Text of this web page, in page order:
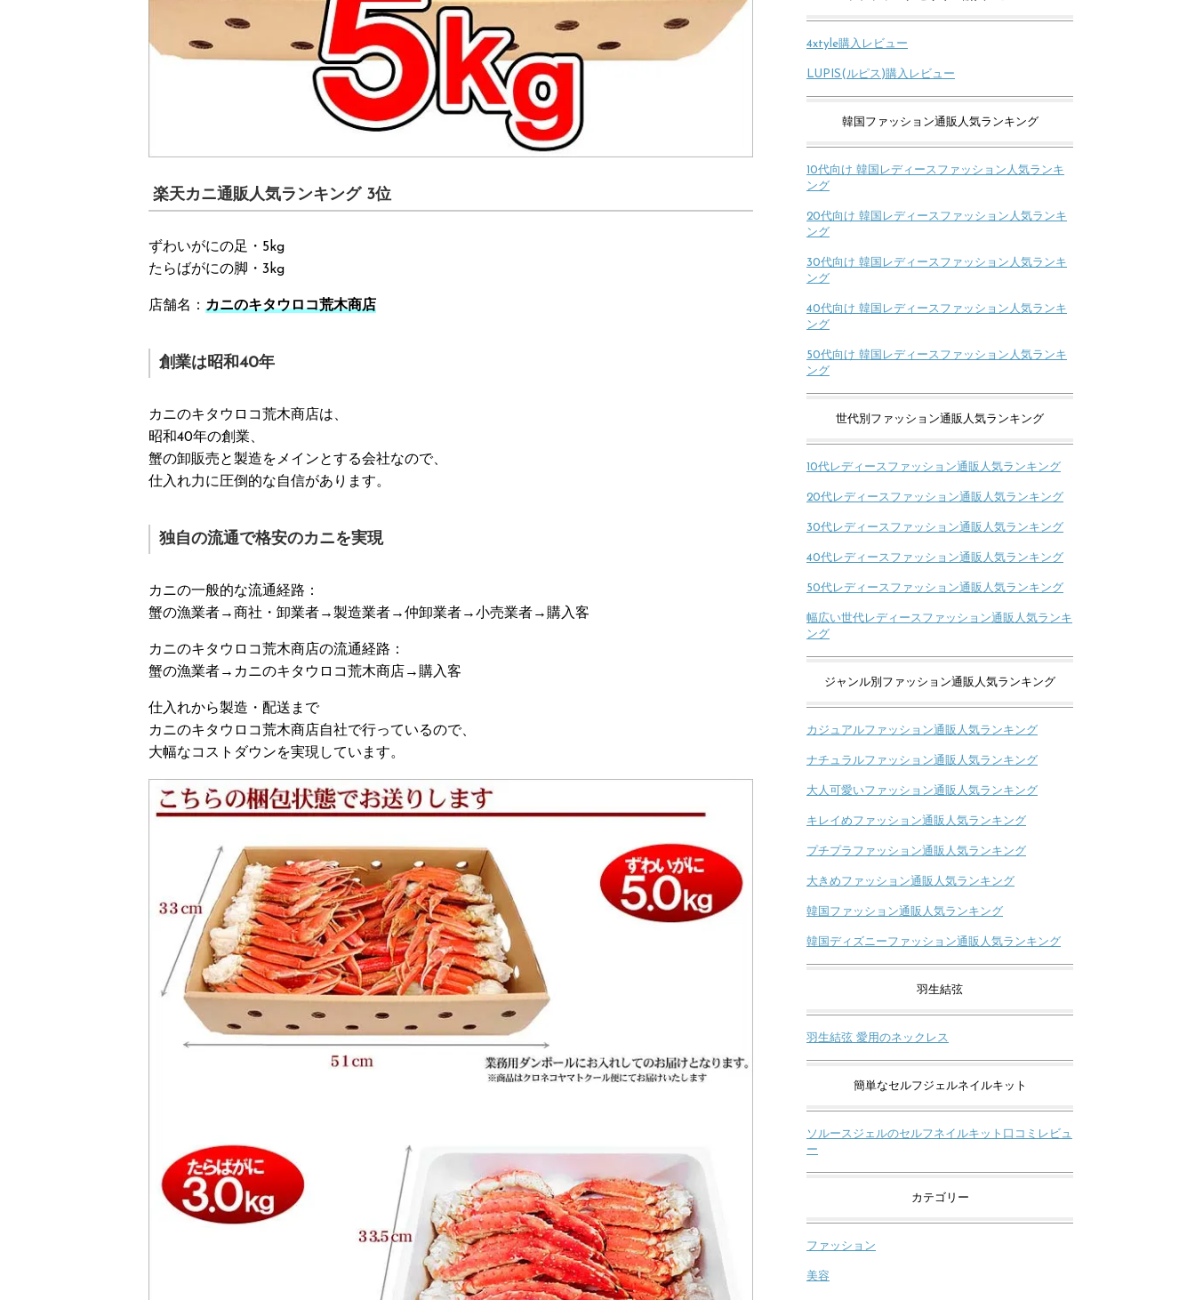
楽天カニ通販人気ランキング 3位
ずわいがにの足・5kg
たらばがにの脚・3kg
店舗名： カニのキタウロコ荒木商店
創業は昭和40年
カニのキタウロコ荒木商店は、
昭和40年の創業、
蟹の卸販売と製造をメインとする会社なので、
仕入れ力に圧倒的な自信があります。
独自の流通で格安のカニを実現
カニの一般的な流通経路：
蟹の漁業者→商社・卸業者→製造業者→仲卸業者→小売業者→購入客
カニのキタウロコ荒木商店の流通経路：
蟹の漁業者→カニのキタウロコ荒木商店→購入客
仕入れから製造・配送まで
カニのキタウロコ荒木商店自社で行っているので、
大幅なコストダウンを実現しています。
4xtyle購入レビュー
LUPIS(ルピス)購入レビュー
韓国ファッション通販人気ランキング
10代向け 韓国レディースファッション人気ランキ
ング
20代向け 韓国レディースファッション人気ランキ
ング
30代向け 韓国レディースファッション人気ランキ
ング
40代向け 韓国レディースファッション人気ランキ
ング
50代向け 韓国レディースファッション人気ランキ
ング
世代別ファッション通販人気ランキング
10代レディースファッション通販人気ランキング
20代レディースファッション通販人気ランキング
30代レディースファッション通販人気ランキング
40代レディースファッション通販人気ランキング
50代レディースファッション通販人気ランキング
幅広い世代レディースファッション通販人気ランキ
ング
ジャンル別ファッション通販人気ランキング
カジュアルファッション通販人気ランキング
ナチュラルファッション通販人気ランキング
大人可愛いファッション通販人気ランキング
キレイめファッション通販人気ランキング
プチプラファッション通販人気ランキング
大きめファッション通販人気ランキング
韓国ファッション通販人気ランキング
韓国ディズニーファッション通販人気ランキング
羽生結弦
羽生結弦 愛用のネックレス
簡単なセルフジェルネイルキット
ソルースジェルのセルフネイルキット口コミレビュ
ー
カテゴリー
ファッション
美容